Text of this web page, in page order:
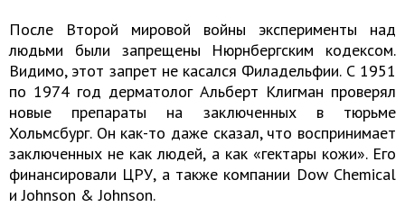
После Второй мировой войны эксперименты над
людьми были запрещены Нюрнбергским кодексом.
Видимо, этот запрет не касался Филадельфии. С 1951
по 1974 год дерматолог Альберт Клигман проверял
новые препараты на заключенных в тюрьме
Хольмсбург. Он как-то даже сказал, что воспринимает
заключенных не как людей, а как «гектары кожи». Его
финансировали ЦРУ, а также компании Dow Chemical
и Johnson & Johnson.